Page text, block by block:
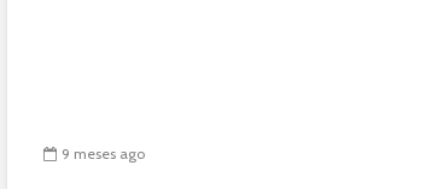
9 meses ago